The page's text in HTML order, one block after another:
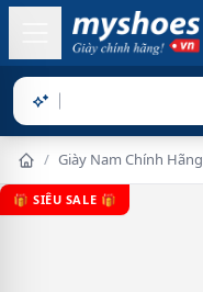
Sản phẩm ch
/ Giày Nam Chính Hãng
🎁 SIÊU SALE 🎁